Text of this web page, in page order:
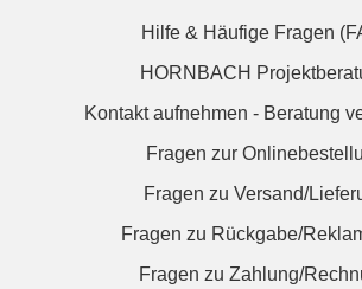
Hilfe & Häufige Fragen
HORNBACH
Kontakt aufnehmen - Beratung
Fragen zur
Fragen zu Versand/
Fragen zu Rückgabe/
Fragen zu Zahlung/